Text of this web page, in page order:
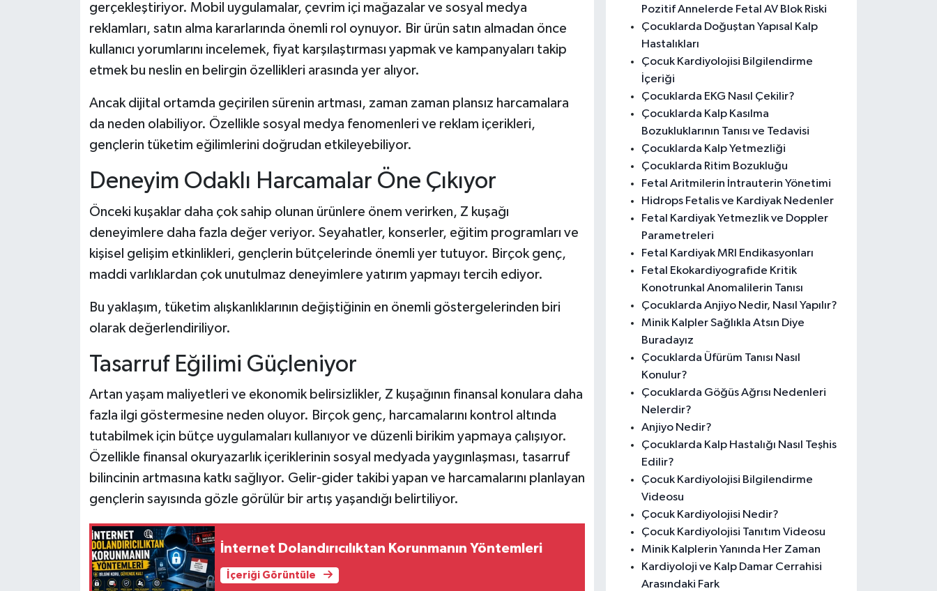
gerçekleştiriyor. Mobil uygulamalar, çevrim içi mağazalar ve sosyal medya
reklamları, satın alma kararlarında önemli rol oynuyor. Bir ürün satın almadan önce
kullanıcı yorumlarını incelemek, fiyat karşılaştırması yapmak ve kampanyaları takip
etmek bu neslin en belirgin özellikleri arasında yer alıyor.
Ancak dijital ortamda geçirilen sürenin artması, zaman zaman plansız harcamalara
da neden olabiliyor. Özellikle sosyal medya fenomenleri ve reklam içerikleri,
gençlerin tüketim eğilimlerini doğrudan etkileyebiliyor.
Deneyim Odaklı Harcamalar Öne Çıkıyor
Önceki kuşaklar daha çok sahip olunan ürünlere önem verirken, Z kuşağı
deneyimlere daha fazla değer veriyor. Seyahatler, konserler, eğitim programları ve
kişisel gelişim etkinlikleri, gençlerin bütçelerinde önemli yer tutuyor. Birçok genç,
maddi varlıklardan çok unutulmaz deneyimlere yatırım yapmayı tercih ediyor.
Bu yaklaşım, tüketim alışkanlıklarının değiştiğinin en önemli göstergelerinden biri
olarak değerlendiriliyor.
Tasarruf Eğilimi Güçleniyor
Artan yaşam maliyetleri ve ekonomik belirsizlikler, Z kuşağının finansal konulara daha
fazla ilgi göstermesine neden oluyor. Birçok genç, harcamalarını kontrol altında
tutabilmek için bütçe uygulamaları kullanıyor ve düzenli birikim yapmaya çalışıyor.
Özellikle finansal okuryazarlık içeriklerinin sosyal medyada yaygınlaşması, tasarruf
bilincinin artmasına katkı sağlıyor. Gelir-gider takibi yapan ve harcamalarını planlayan
gençlerin sayısında gözle görülür bir artış yaşandığı belirtiliyor.
İnternet Dolandırıcılıktan Korunmanın Yöntemleri
İçeriği Görüntüle
Pozitif Annelerde Fetal AV Blok Riski
Çocuklarda Doğuştan Yapısal Kalp
Hastalıkları
Çocuk Kardiyolojisi Bilgilendirme
İçeriği
Çocuklarda EKG Nasıl Çekilir?
Çocuklarda Kalp Kasılma
Bozukluklarının Tanısı ve Tedavisi
Çocuklarda Kalp Yetmezliği
Çocuklarda Ritim Bozukluğu
Fetal Aritmilerin İntrauterin Yönetimi
Hidrops Fetalis ve Kardiyak Nedenler
Fetal Kardiyak Yetmezlik ve Doppler
Parametreleri
Fetal Kardiyak MRI Endikasyonları
Fetal Ekokardiyografide Kritik
Konotrunkal Anomalilerin Tanısı
Çocuklarda Anjiyo Nedir, Nasıl Yapılır?
Minik Kalpler Sağlıkla Atsın Diye
Buradayız
Çocuklarda Üfürüm Tanısı Nasıl
Konulur?
Çocuklarda Göğüs Ağrısı Nedenleri
Nelerdir?
Anjiyo Nedir?
Çocuklarda Kalp Hastalığı Nasıl Teşhis
Edilir?
Çocuk Kardiyolojisi Bilgilendirme
Videosu
Çocuk Kardiyolojisi Nedir?
Çocuk Kardiyolojisi Tanıtım Videosu
Minik Kalplerin Yanında Her Zaman
Kardiyoloji ve Kalp Damar Cerrahisi
Arasındaki Fark